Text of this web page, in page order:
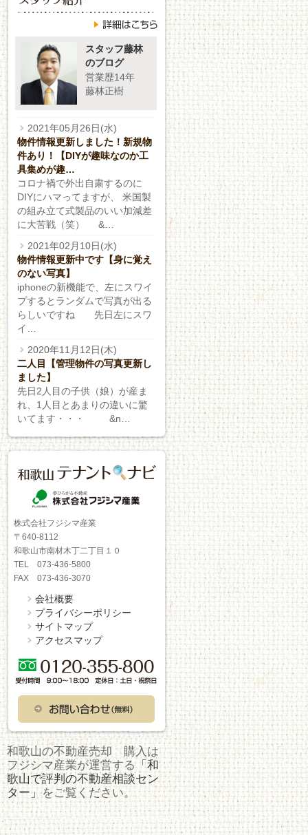
スタッフ藤林
のブログ
営業歴14年
藤林正樹
2021年05月26日(水)
物件情報更新しました！新規物
件あり！【DIYが趣味なのか工
具集めが趣…
コロナ禍で外出自粛するのに
DIYにハマってますが、 米国製
の組み立て式製品のいい加減差
に大苦戦（笑） &…
2021年02月10日(水)
物件情報更新中です【身に覚え
のない写真】
iphoneの新機能で、左にスワイ
プするとランダムで写真が出る
らしいですね 先日左にスワ
イ…
2020年11月12日(木)
二人目【管理物件の写真更新し
ました】
先日2人目の子供（娘）が産ま
れ、1人目とあまりの違いに驚
いてます・・・ &n…
株式会社フジシマ産業
〒640-8112
和歌山市南材木丁二丁目１０
TEL 073-436-5800
FAX 073-436-3070
会社概要
プライバシーポリシー
サイトマップ
アクセスマップ
和歌山の不動産売却 購入は
フジシマ産業が運営する「和
歌山で評判の不動産相談セン
ター」をご覧ください。